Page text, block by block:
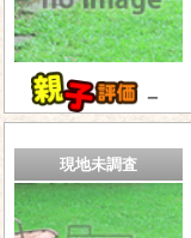
－
現地未調査